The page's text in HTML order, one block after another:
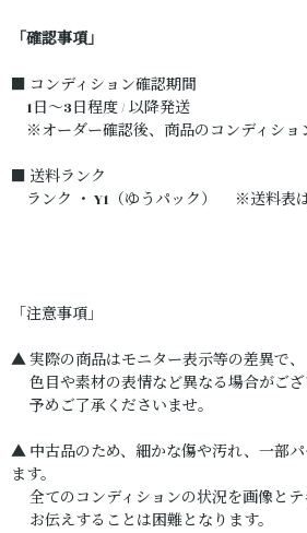
「確認事項」
■ コンディション確認期間
1日～3日程度 / 以降発送
※オーダー確認後、商品のコンディショ
■ 送料ランク
ランク ・ Y1（ゆうパック） ※送料表
「注意事項」
▲ 実際の商品はモニター表示等の差異で、
色目や素材の表情など異なる場合がござ
予めご了承くださいませ。
▲ 中古品のため、細かな傷や汚れ、一部
ます。
全てのコンディションの状況を画像とテ
お伝えすることは困難となります。